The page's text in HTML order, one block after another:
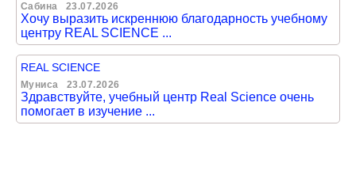
Сабина 23.07.2026
Хочу выразить искреннюю благодарность учебному
центру REAL SCIENCE ...
REAL SCIENCE
Муниса 23.07.2026
Здравствуйте, учебный центр Real Science очень
помогает в изучение ...